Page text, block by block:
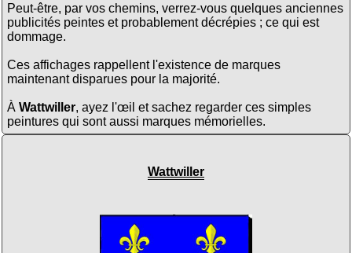
Peut-être, par vos chemins, verrez-vous quelques anciennes
publicités peintes et probablement décrépies ; ce qui est
dommage.
Ces affichages rappellent l'existence de marques
maintenant disparues pour la majorité.
À Wattwiller, ayez l'œil et sachez regarder ces simples
peintures qui sont aussi marques mémorielles.
Wattwiller